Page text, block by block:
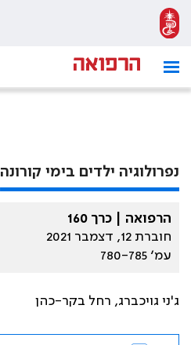
נפרולוגיה ילדים בימי קורונה
הרפואה | כרך 160
חוברת 12, דצמבר 2021
עמ׳ 780-785
ג'ני גויכברג, רחל בקר-כהן